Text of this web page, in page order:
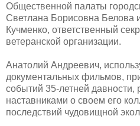
Общественной палаты
Светлана Борисовна Белова
Кучменко, ответственный
ветеранской организации.
Анатолий Андреевич,
документальных фильмов,
событий 35-летней давности,
наставниками о своем его
последствий чудовищной